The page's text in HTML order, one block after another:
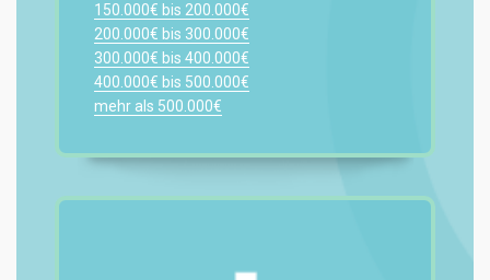
150.000€ bis 200.000€
200.000€ bis 300.000€
300.000€ bis 400.000€
400.000€ bis 500.000€
mehr als 500.000€